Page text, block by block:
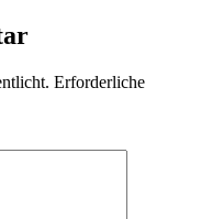
Erforderliche